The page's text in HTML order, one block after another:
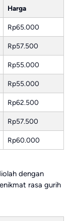
Harga
Rp65.000
Rp57.500
Rp55.000
Rp55.000
Rp62.500
Rp57.500
Rp60.000
dengan
rasa gurih